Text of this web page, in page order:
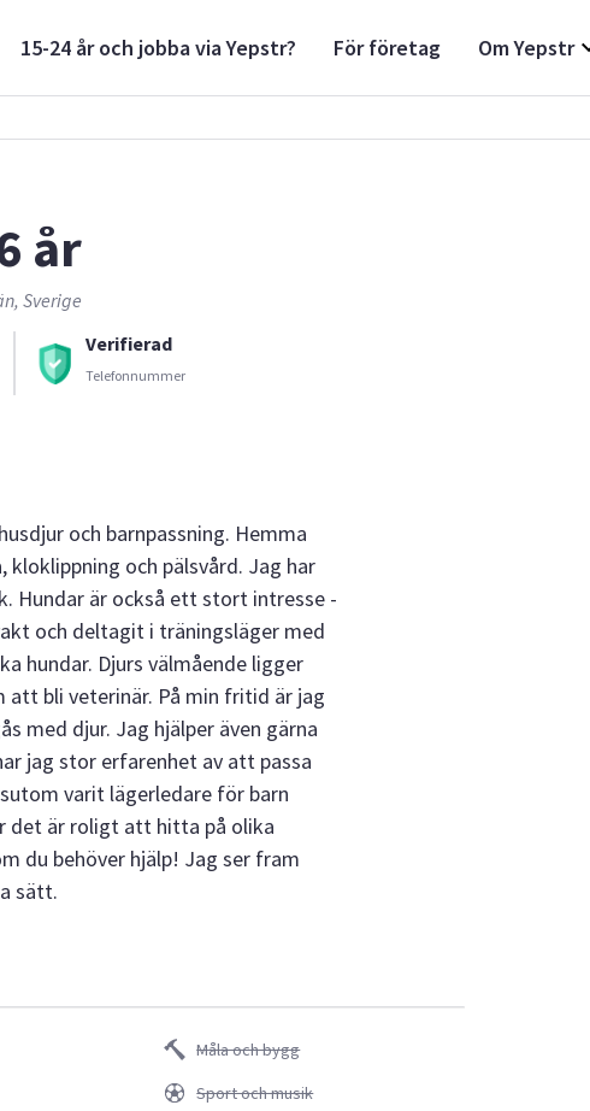
15-24 år och jobba via Yepstr? För företag Om Yepstr
år
Sverige
Verifierad
Telefonnummer
och barnpassning. Hemma
och pälsvård. Jag har
Hundar är också ett stort intresse -
och deltagit i träningsläger med
hundar. Djurs välmående ligger
bli veterinär. På min fritid är jag
med djur. Jag hjälper även gärna
jag stor erfarenhet av att passa
varit lägerledare för barn
det är roligt att hitta på olika
du behöver hjälp! Jag ser fram
sätt.
Måla och bygg
Sport och musik